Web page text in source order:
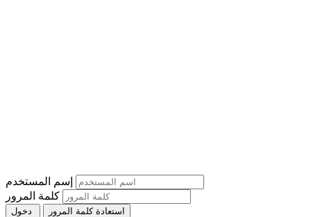
إسم المستخدم
كلمة المرور
استعادة كلمة المرور